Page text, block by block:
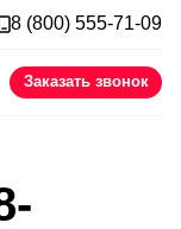
8 (800) 555-71-09
Заказать звонок